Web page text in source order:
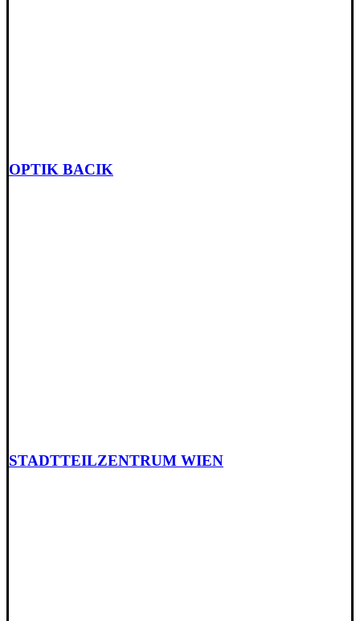
OPTIK BACIK
STADTTEILZENTRUM WIEN